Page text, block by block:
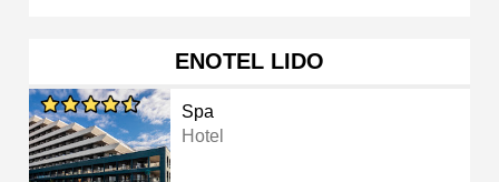
ENOTEL LIDO
Spa
Hotel